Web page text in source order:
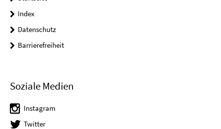
Index
Datenschutz
Barrierefreiheit
Soziale Medien
Instagram
Twitter